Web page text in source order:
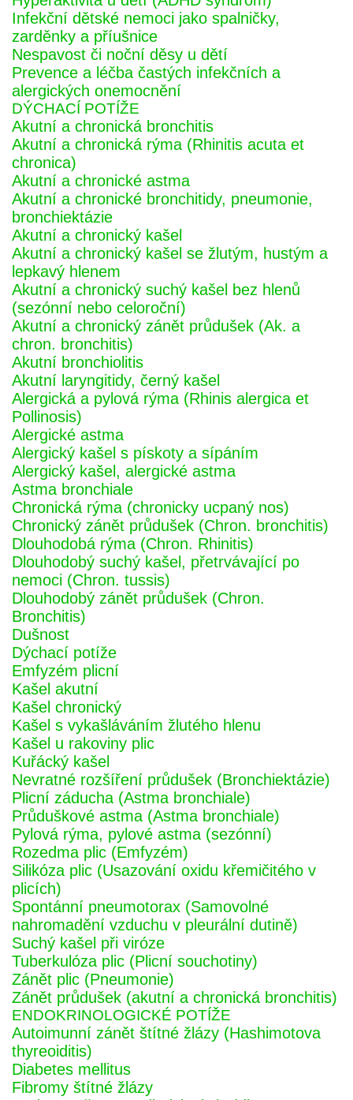
Infekční dětské nemoci jako spalničky,
zarděnky a příušnice
Nespavost či noční děsy u dětí
Prevence a léčba častých infekčních a
alergických onemocnění
DÝCHACÍ POTÍŽE
Akutní a chronická bronchitis
Akutní a chronická rýma (Rhinitis acuta et
chronica)
Akutní a chronické astma
Akutní a chronické bronchitidy, pneumonie,
bronchiektázie
Akutní a chronický kašel
Akutní a chronický kašel se žlutým, hustým a
lepkavý hlenem
Akutní a chronický suchý kašel bez hlenů
(sezónní nebo celoroční)
Akutní a chronický zánět průdušek (Ak. a
chron. bronchitis)
Akutní bronchiolitis
Akutní laryngitidy, černý kašel
Alergická a pylová rýma (Rhinis alergica et
Pollinosis)
Alergické astma
Alergický kašel s pískoty a sípáním
Alergický kašel, alergické astma
Astma bronchiale
Chronická rýma (chronicky ucpaný nos)
Chronický zánět průdušek (Chron. bronchitis)
Dlouhodobá rýma (Chron. Rhinitis)
Dlouhodobý suchý kašel, přetrvávající po
nemoci (Chron. tussis)
Dlouhodobý zánět průdušek (Chron.
Bronchitis)
Dušnost
Dýchací potíže
Emfyzém plicní
Kašel akutní
Kašel chronický
Kašel s vykašláváním žlutého hlenu
Kašel u rakoviny plic
Kuřácký kašel
Nevratné rozšíření průdušek (Bronchiektázie)
Plicní záducha (Astma bronchiale)
Průduškové astma (Astma bronchiale)
Pylová rýma, pylové astma (sezónní)
Rozedma plic (Emfyzém)
Silikóza plic (Usazování oxidu křemičitého v
plicích)
Spontánní pneumotorax (Samovolné
nahromadění vzduchu v pleurální dutině)
Suchý kašel při viróze
Tuberkulóza plic (Plicní souchotiny)
Zánět plic (Pneumonie)
Zánět průdušek (akutní a chronická bronchitis)
ENDOKRINOLOGICKÉ POTÍŽE
Autoimunní zánět štítné žlázy (Hashimotova
thyreoiditis)
Diabetes mellitus
Fibromy štítné žlázy